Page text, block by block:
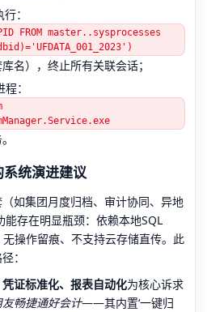
：
FROM master..sysprocesses
名），终止所有关联会话；
：
统演进建议
如集团月度归档、审计协同、异地
存在明显瓶颈：依赖本地SQL
操作留痕、不支持云存储直传。此
：
证标准化、报表自动化为核心诉求
友畅捷通好会计——其内置‘一键归